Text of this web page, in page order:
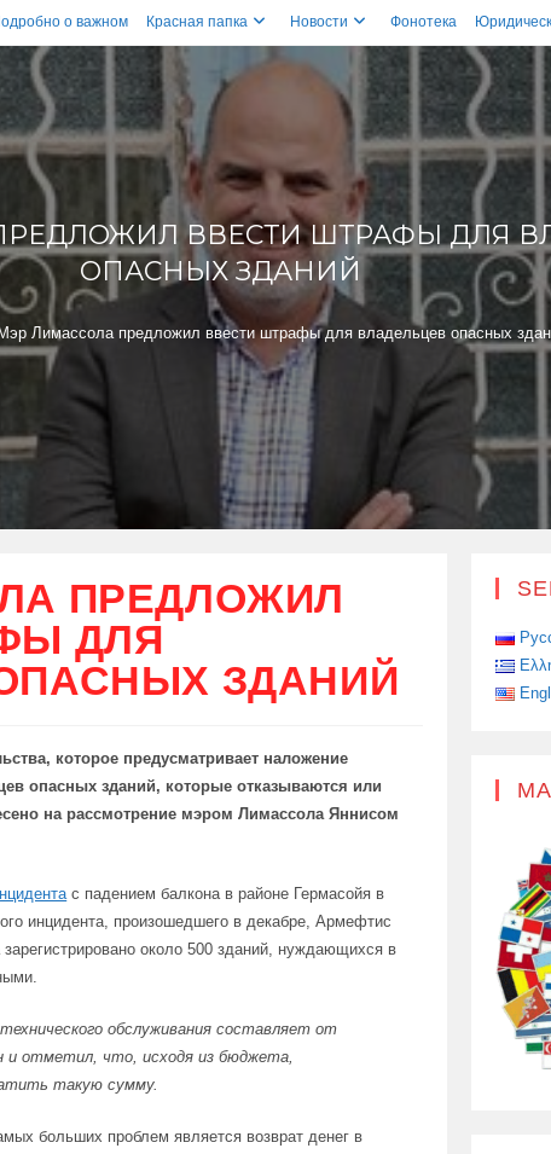
о важном Красная папка Новости Фонотека
ВВЕСТИ ШТРАФЫ ДЛЯ
ОПАСНЫХ ЗДАНИЙ
Мэр Лимассола предложил ввести штрафы для владельцев опасных
ПРЕДЛОЖИЛ
ДЛЯ
ЗДАНИЙ
которое предусматривает наложение
опасных зданий, которые отказываются или
на рассмотрение мэром Лимассола Яннисом
с падением балкона в районе Гермасойя в
инцидента, произошедшего в декабре, Армефтис
около 500 зданий, нуждающихся в
обслуживания составляет от
и отметил, что, исходя из бюджета,
такую сумму.
больших проблем является возврат денег в